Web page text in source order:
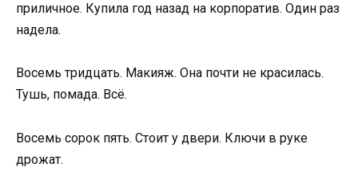
приличное. Купила год назад на корпоратив. Один раз
надела.
Восемь тридцать. Макияж. Она почти не красилась.
Тушь, помада. Всё.
Восемь сорок пять. Стоит у двери. Ключи в руке
дрожат.